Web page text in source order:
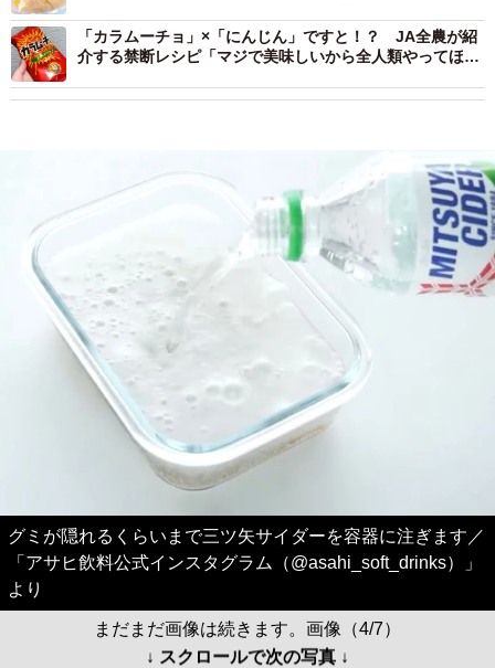
「カラムーチョ」×「にんじん」ですと！？ JA全農が紹
介する禁断レシピ「マジで美味しいから全人類やってほし
グミが隠れるくらいまで三ツ矢サイダーを容器に注ぎます／
「アサヒ飲料公式インスタグラム（@asahi_soft_drinks）」
より
まだまだ画像は続きます。画像（4/7）
↓ スクロールで次の写真 ↓